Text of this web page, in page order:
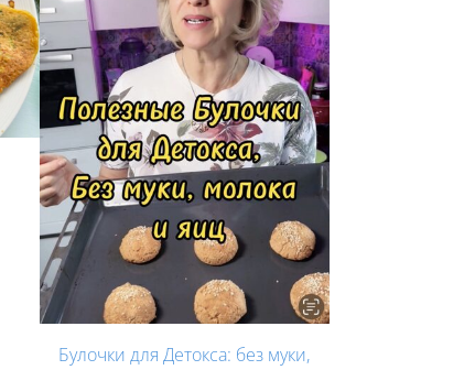
Булочки для Детокса: без муки,